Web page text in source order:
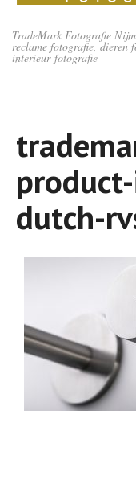
TradeMark Fotografie
reclame fotografie, dieren
interieur fotografie
dutch-